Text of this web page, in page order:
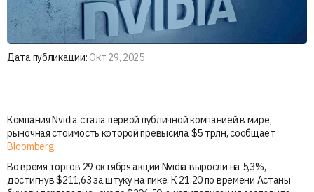
Дата публикации: Окт 29, 2025
Компания Nvidia стала первой публичной компанией в мире,
рыночная стоимость которой превысила $5 трлн, сообщает
Bloomberg.
Во время торгов 29 октября акции Nvidia выросли на 5,3%,
достигнув $211,63 за штуку на пике. К 21:20 по времени Астаны